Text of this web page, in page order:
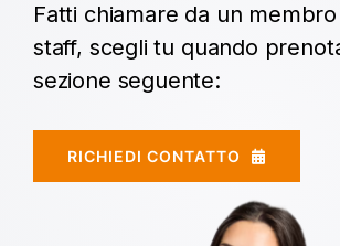
Fatti chiamare da un
staff, scegli tu quando
sezione seguente:
RICHIEDI CONTATTO